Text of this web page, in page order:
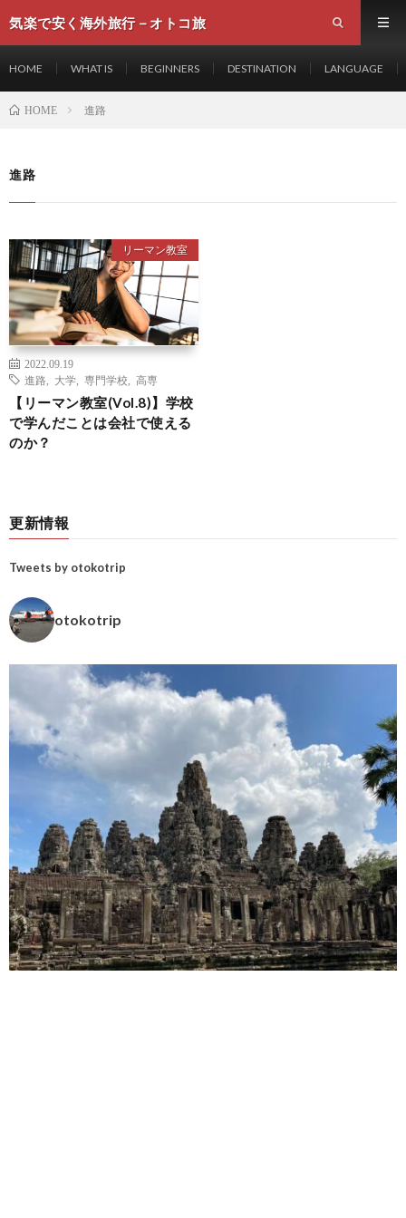
気楽で安く海外旅行－オトコ旅
HOME WHAT IS BEGINNERS DESTINATION LANGUAGE
HOME 進路
進路
リーマン教室
2022.09.19
進路
大学 専門学校 高専
【リーマン教室(Vol.8)】学校
で学んだことは会社で使える
のか？
更新情報
Tweets by otokotrip
otokotrip